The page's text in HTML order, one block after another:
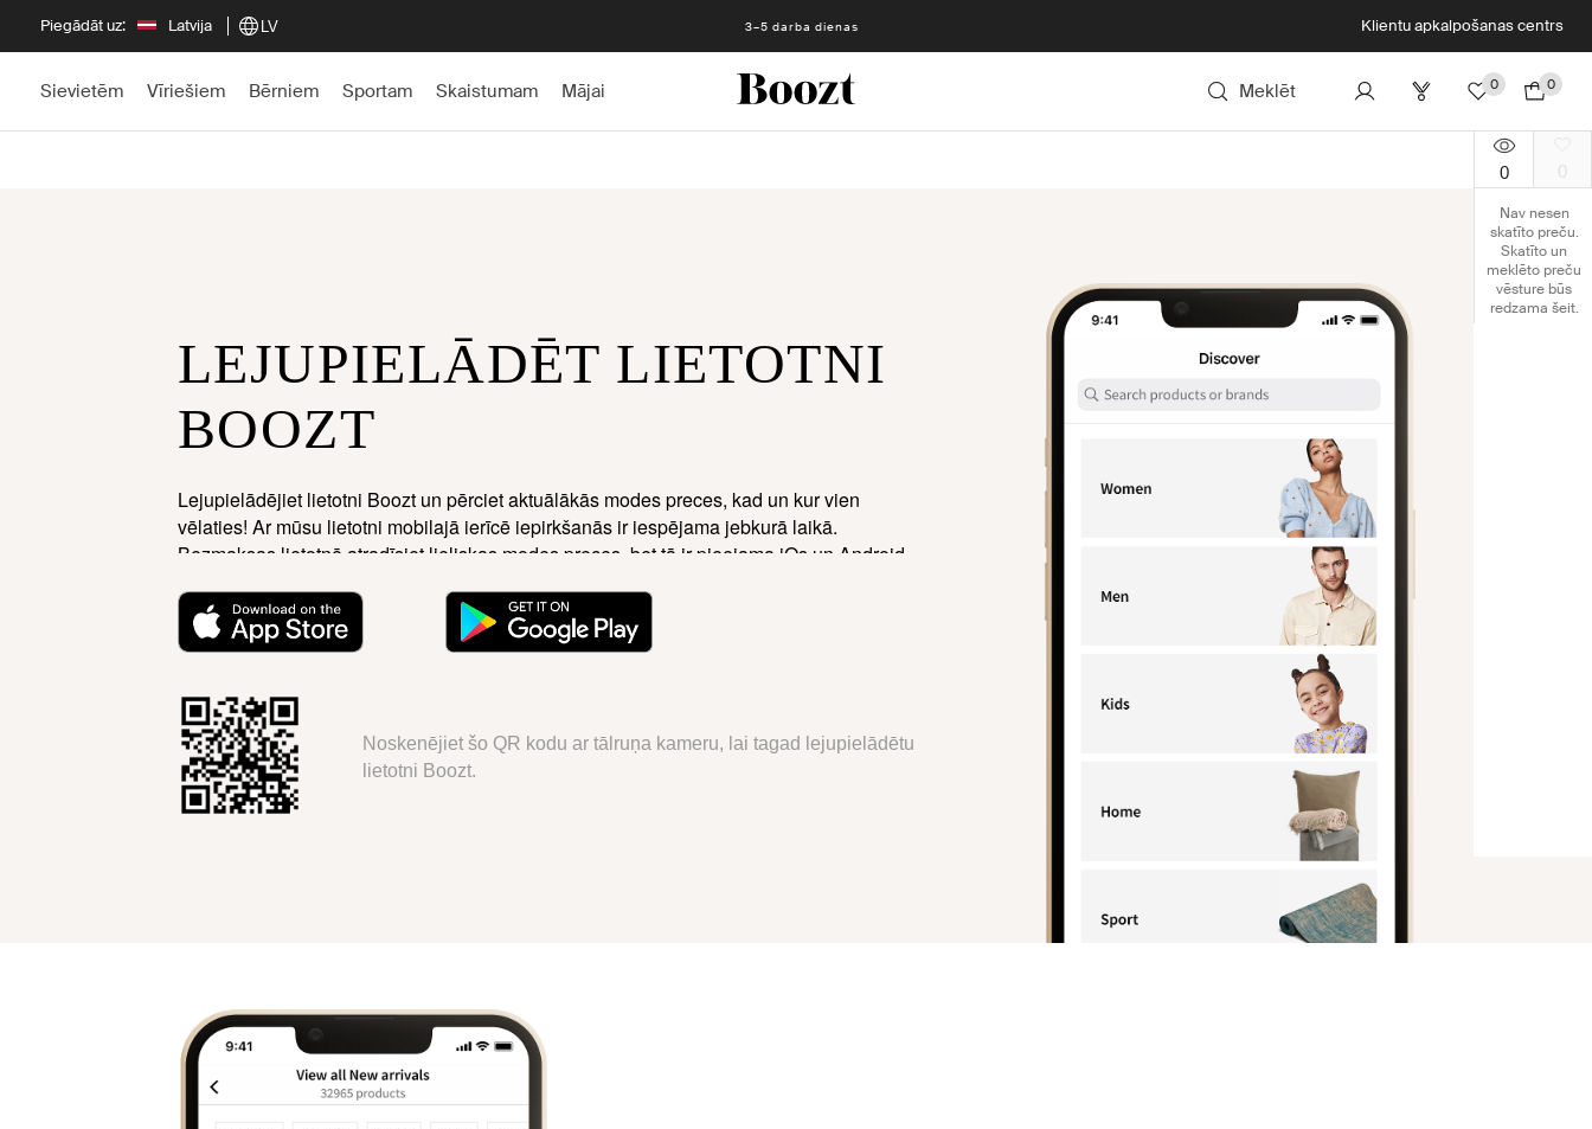
Piegādāt uz: Latvija LV 3–5 darba dienas Klientu apkalpošanas centrs
Sievietēm Vīriešiem Bērniem Sportam Skaistumam Mājai Meklēt 0 0
0 0
Nav nesen
skatīto preču.
Skatīto un
meklēto preču
vēsture būs
redzama šeit.
LEJUPIELĀDĒT LIETOTNI
BOOZT
Lejupielādējiet lietotni Boozt un pērciet aktuālākās modes preces, kad un kur vien
vēlaties! Ar mūsu lietotni mobilajā ierīcē iepirkšanās ir iespējama jebkurā laikā.
Bezmaksas lietotnē atradīsiet lieliskas modes preces, bet tā ir pieejama iOs un Android.
Noskenējiet šo QR kodu ar tālruņa kameru, lai tagad lejupielādētu
lietotni Boozt.